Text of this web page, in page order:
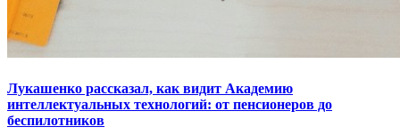
Лукашенко рассказал, как видит Академию
интеллектуальных технологий: от пенсионеров до
беспилотников